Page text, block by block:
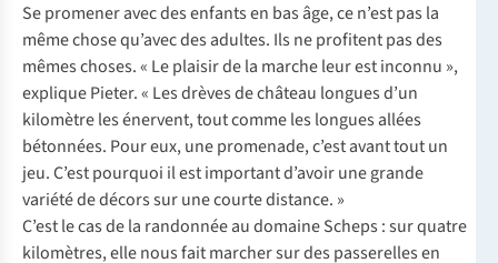
Se promener avec des enfants en bas âge, ce n’est pas la
même chose qu’avec des adultes. Ils ne profitent pas des
mêmes choses. « Le plaisir de la marche leur est inconnu »,
explique Pieter. « Les drèves de château longues d’un
kilomètre les énervent, tout comme les longues allées
bétonnées. Pour eux, une promenade, c’est avant tout un
jeu. C’est pourquoi il est important d’avoir une grande
variété de décors sur une courte distance. »
C’est le cas de la randonnée au domaine Scheps : sur quatre
kilomètres, elle nous fait marcher sur des passerelles en